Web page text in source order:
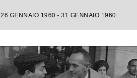
26 GENNAIO 1960 - 31 GENNAIO 1960